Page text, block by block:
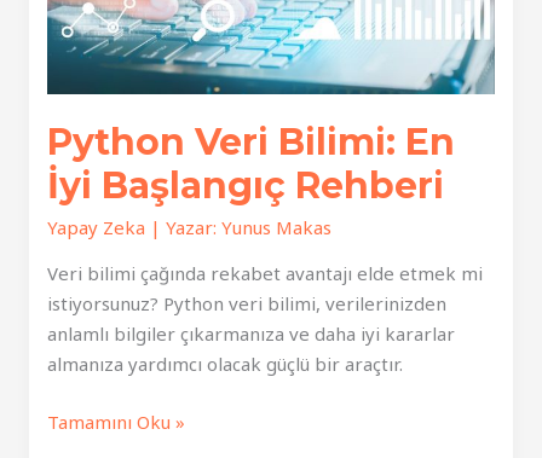
Python Veri Bilimi: En
İyi Başlangıç Rehberi
Yapay Zeka | Yazar: Yunus Makas
Veri bilimi çağında rekabet avantajı elde etmek mi
istiyorsunuz? Python veri bilimi, verilerinizden
anlamlı bilgiler çıkarmanıza ve daha iyi kararlar
almanıza yardımcı olacak güçlü bir araçtır.
Python
Tamamını Oku »